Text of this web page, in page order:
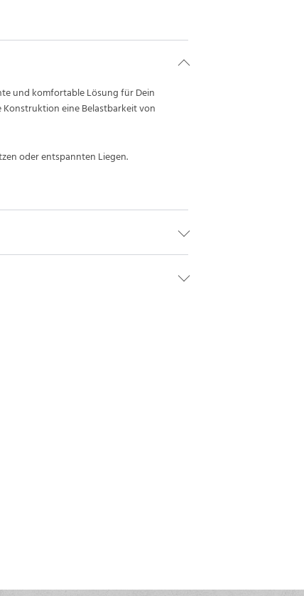
und komfortable Lösung für Dein
eine Belastbarkeit von
oder entspannten Liegen.